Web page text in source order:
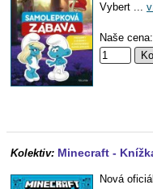
Vybert ...
Naše cena:
Kolektiv: Minecraft -
Nová